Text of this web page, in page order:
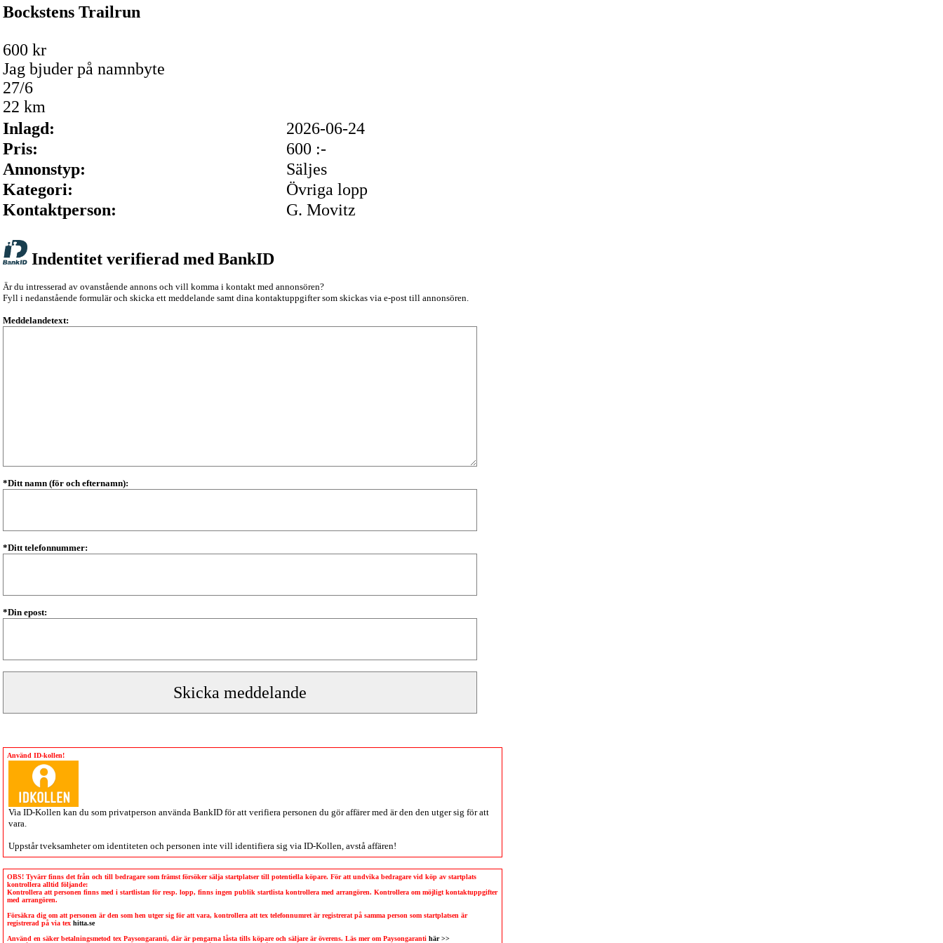
Bockstens Trailrun
600 kr
Jag bjuder på namnbyte
27/6
22 km
Inlagd:
2026-06-24
Pris:
600 :-
Annonstyp:
Säljes
Kategori:
Övriga lopp
Kontaktperson:
G. Movitz
Indentitet verifierad med BankID
Är du intresserad av ovanstående annons och vill komma i kontakt med annonsören?
Fyll i nedanstående formulär och skicka ett meddelande samt dina kontaktuppgifter som skickas via e-post till annonsören.
Meddelandetext:
*Ditt namn (för och efternamn):
*Ditt telefonnummer:
*Din epost:
Använd ID-kollen!
Via ID-Kollen kan du som privatperson använda BankID för att verifiera personen du gör affärer med är den den utger sig för att
vara.
Uppstår tveksamheter om identiteten och personen inte vill identifiera sig via ID-Kollen , avstå affären!
OBS! Tyvärr finns det från och till bedragare som främst försöker sälja startplatser till potentiella köpare. För att undvika bedragare vid köp av startplats
kontrollera alltid följande:
Kontrollera att personen finns med i startlistan för resp. lopp, finns ingen publik startlista kontrollera med arrangören. Kontrollera om möjligt kontaktuppgifter
med arrangören.
Försäkra dig om att personen är den som hen utger sig för att vara, kontrollera att tex telefonnumret är registrerat på samma person som startplatsen är
registrerad på via tex hitta.se
Använd en säker betalningsmetod tex Paysongaranti, där är pengarna låsta tills köpare och säljare är överens. Läs mer om Paysongaranti här >>